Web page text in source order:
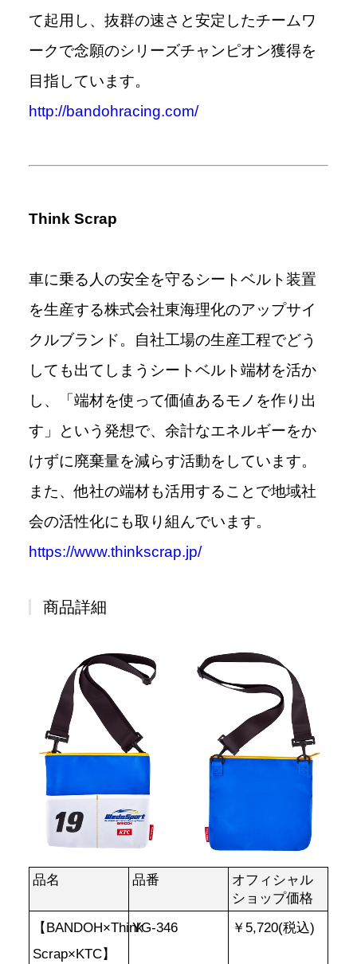
て起用し、抜群の速さと安定したチームワ
ークで念願のシリーズチャンピオン獲得を
目指しています。
http://bandohracing.com/
Think Scrap
車に乗る人の安全を守るシートベルト装置
を生産する株式会社東海理化のアップサイ
クルブランド。自社工場の生産工程でどう
しても出てしまうシートベルト端材を活か
し、「端材を使って価値あるモノを作り出
す」という発想で、余計なエネルギーをか
けずに廃棄量を減らす活動をしています。
また、他社の端材も活用することで地域社
会の活性化にも取り組んでいます。
https://www.thinkscrap.jp/
商品詳細
品名 品番
オフィシャル
ショップ価格
【BANDOH×Think
Scrap×KTC】
YG-346 ￥5,720(税込)